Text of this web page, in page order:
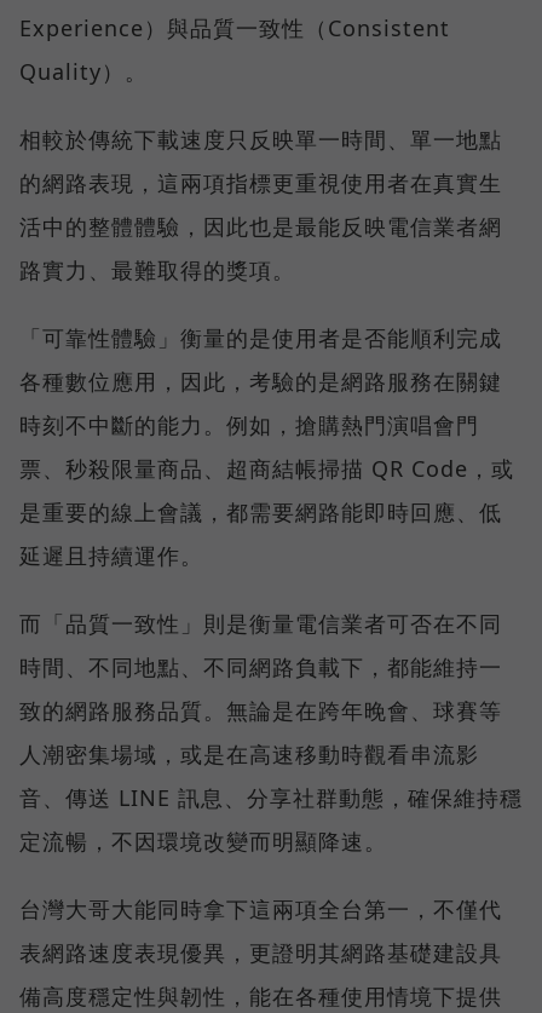
Experience）與品質一致性（Consistent
Quality）。
相較於傳統下載速度只反映單一時間、單一地點
的網路表現，這兩項指標更重視使用者在真實生
活中的整體體驗，因此也是最能反映電信業者網
路實力、最難取得的獎項。
「可靠性體驗」衡量的是使用者是否能順利完成
各種數位應用，因此，考驗的是網路服務在關鍵
時刻不中斷的能力。例如，搶購熱門演唱會門
票、秒殺限量商品、超商結帳掃描 QR Code，或
是重要的線上會議，都需要網路能即時回應、低
延遲且持續運作。
而「品質一致性」則是衡量電信業者可否在不同
時間、不同地點、不同網路負載下，都能維持一
致的網路服務品質。無論是在跨年晚會、球賽等
人潮密集場域，或是在高速移動時觀看串流影
音、傳送 LINE 訊息、分享社群動態，確保維持穩
定流暢，不因環境改變而明顯降速。
台灣大哥大能同時拿下這兩項全台第一，不僅代
表網路速度表現優異，更證明其網路基礎建設具
備高度穩定性與韌性，能在各種使用情境下提供